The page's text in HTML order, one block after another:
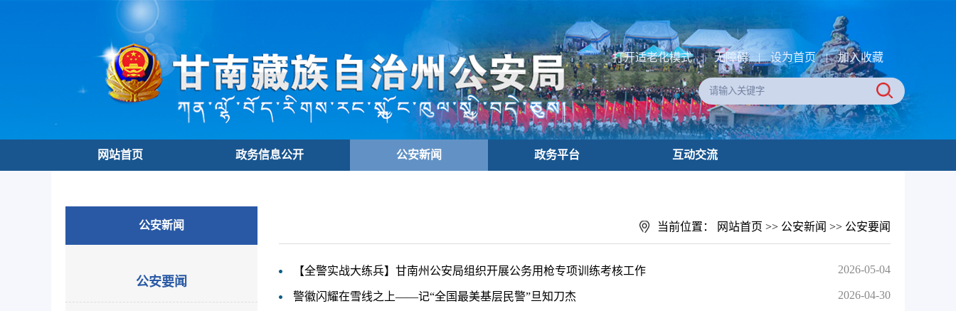
打开适老化模式 | 无障碍 | 设为首页 | 加入收藏
网站首页 政务信息公开 公安新闻 政务平台 互动交流
公安新闻
公安要闻
当前位置： 网站首页 >> 公安新闻 >> 公安要闻
【全警实战大练兵】甘南州公安局组织开展公务用枪专项训练考核工作 2026-05-04
警徽闪耀在雪线之上——记“全国最美基层民警”旦知刀杰 2026-04-30